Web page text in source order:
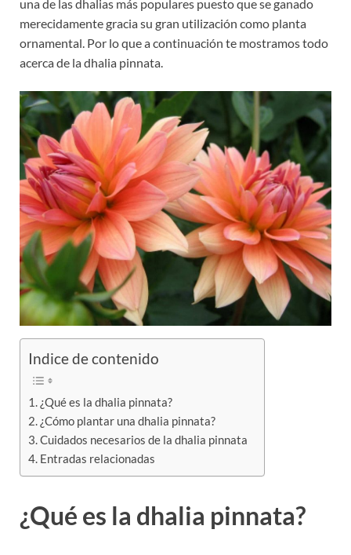
una de las dhalias más populares puesto que se ganado
merecidamente gracia su gran utilización como planta
ornamental. Por lo que a continuación te mostramos todo
acerca de la dhalia pinnata.
Indice de contenido
¿Qué es la dhalia pinnata?
¿Cómo plantar una dhalia pinnata?
Cuidados necesarios de la dhalia pinnata
Entradas relacionadas
¿Qué es la dhalia pinnata?